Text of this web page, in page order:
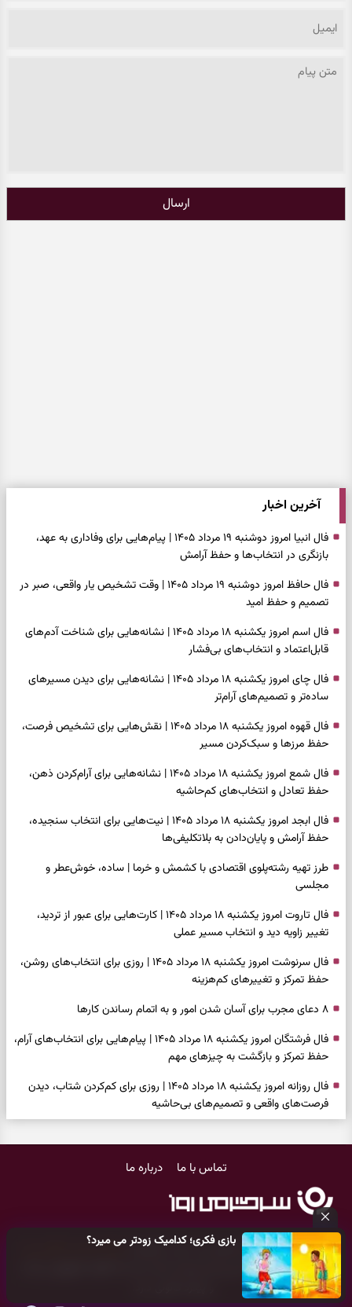
بازی فکری؛ کدامیک زودتر می میرد؟
ارسال
آخرین اخبار
فال انبیا امروز دوشنبه ۱۹ مرداد ۱۴۰۵ | پیام‌هایی برای وفاداری به عهد،
بازنگری در انتخاب‌ها و حفظ آرامش
فال حافظ امروز دوشنبه ۱۹ مرداد ۱۴۰۵ | وقت تشخیص یار واقعی، صبر در
تصمیم و حفظ امید
فال اسم امروز یکشنبه ۱۸ مرداد ۱۴۰۵ | نشانه‌هایی برای شناخت آدم‌های
قابل‌اعتماد و انتخاب‌های بی‌فشار
فال چای امروز یکشنبه ۱۸ مرداد ۱۴۰۵ | نشانه‌هایی برای دیدن مسیرهای
ساده‌تر و تصمیم‌های آرام‌تر
فال قهوه امروز یکشنبه ۱۸ مرداد ۱۴۰۵ | نقش‌هایی برای تشخیص فرصت،
حفظ مرزها و سبک‌کردن مسیر
فال شمع امروز یکشنبه ۱۸ مرداد ۱۴۰۵ | نشانه‌هایی برای آرام‌کردن ذهن،
حفظ تعادل و انتخاب‌های کم‌حاشیه
فال ابجد امروز یکشنبه ۱۸ مرداد ۱۴۰۵ | نیت‌هایی برای انتخاب سنجیده،
حفظ آرامش و پایان‌دادن به بلاتکلیفی‌ها
طرز تهیه رشته‌پلوی اقتصادی با کشمش و خرما | ساده، خوش‌عطر و
مجلسی
فال تاروت امروز یکشنبه ۱۸ مرداد ۱۴۰۵ | کارت‌هایی برای عبور از تردید،
تغییر زاویه دید و انتخاب مسیر عملی
فال سرنوشت امروز یکشنبه ۱۸ مرداد ۱۴۰۵ | روزی برای انتخاب‌های روشن،
حفظ تمرکز و تغییرهای کم‌هزینه
۸ دعای مجرب برای آسان شدن امور و به اتمام رساندن کار‌ها
فال فرشتگان امروز یکشنبه ۱۸ مرداد ۱۴۰۵ | پیام‌هایی برای انتخاب‌های آرام،
حفظ تمرکز و بازگشت به چیزهای مهم
فال روزانه امروز یکشنبه ۱۸ مرداد ۱۴۰۵ | روزی برای کم‌کردن شتاب، دیدن
فرصت‌های واقعی و تصمیم‌های بی‌حاشیه
واقعی، کم‌کردن بار اضافه و تصمیم بدون عجله
حفظ چیزهایی که ارزش ماندن دارند
دعای نجات از گرفتاری، غم و فقر؛ وقتی راه‌ها بسته شد این دعای معتبر را
بخوانید
تماس با ما درباره ما
کلیه حقوق مادی و معنوی این سایت متعلق بهپایگاه خبری سرگرمی روز
می‌باشد و هر گونه کپی‌برداری توسط دیگر سایت‌ها